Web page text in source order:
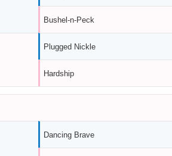
Bushel-n-Peck
Plugged Nickle
Hardship
Dancing Brave